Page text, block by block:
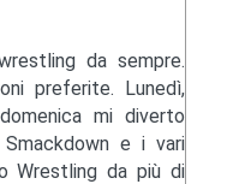
da sempre.
preferite. Lunedì,
mi diverto
Smackdown e i vari
Wrestling da più di